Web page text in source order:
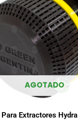
AGOTADO
Extractores Hydra